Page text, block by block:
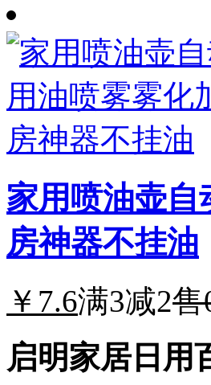
家用喷油壶自
房神器不挂油
￥7.6满3减2售
启明家居日用